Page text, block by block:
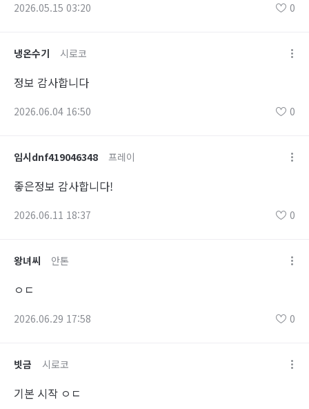
2026.05.15 03:20 0
냉온수기 시로코
정보 감사합니다
2026.06.04 16:50 0
임시dnf419046348 프레이
좋은정보 감사합니다!
2026.06.11 18:37 0
왕녀씨 안톤
ㅇㄷ
2026.06.29 17:58 0
빗금 시로코
기본 시작 ㅇㄷ